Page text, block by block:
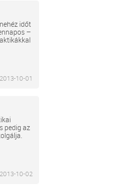
időt
–
2013-10-01
pedig az
2013-10-02